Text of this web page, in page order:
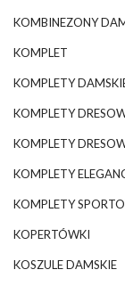
KOMBINEZONY
KOMPLET
KOMPLETY
KOMPLETY
KOMPLETY
KOMPLETY
KOMPLETY
KOPERTÓWKI
KOSZULE DAMSKIE